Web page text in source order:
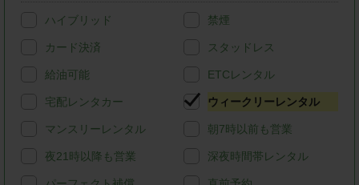
ハイブリッド 禁煙
カード決済 スタッドレス
給油可能 ETCレンタル
宅配レンタカー ウィークリーレンタル
マンスリーレンタル 朝7時以前も営業
夜21時以降も営業 深夜時間帯レンタル